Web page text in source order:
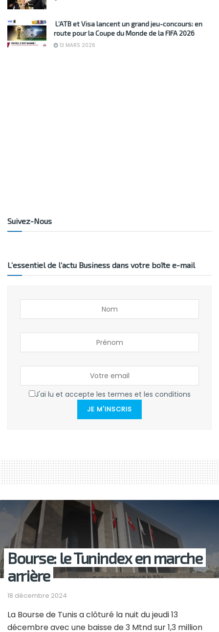
L’ATB et Visa lancent un grand jeu-concours: en
route pour la Coupe du Monde de la FIFA 2026
13 MARS 2026
Suivez-Nous
L’essentiel de l’actu Business dans votre boîte e-mail
J'ai lu et accepte les termes et les conditions
JE M'INSCRIS
Bourse: le Tunindex en marche
arrière
18 décembre 2024
La Bourse de Tunis a clôturé la nuit du jeudi 13
décembre avec une baisse de 3 Mtnd sur 1,3 million